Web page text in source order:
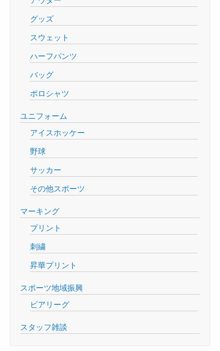
グッズ
スウェット
ハーフパンツ
バッグ
ポロシャツ
ユニフォーム
アイスホッケー
野球
サッカー
その他スポーツ
マーキング
プリント
刺繍
昇華プリント
スポーツ地域振興
ビアリーグ
スタッフ雑談